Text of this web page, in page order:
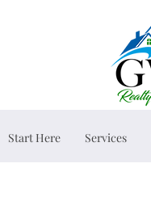
Start Here Services